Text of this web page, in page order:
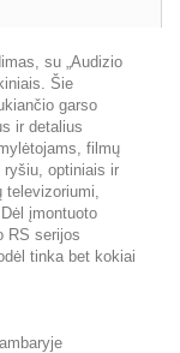
su „Audizio
Šie
garso
ir detalius
filmų
ryšiu, optiniais ir
įmontuoto
RS serijos
tinka bet kokiai